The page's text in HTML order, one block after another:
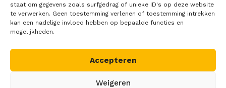
staat om gegevens zoals surfgedrag of unieke ID's op deze website
te verwerken. Geen toestemming verlenen of toestemming intrekken
kan een nadelige invloed hebben op bepaalde functies en
mogelijkheden.
Accepteren
Weigeren